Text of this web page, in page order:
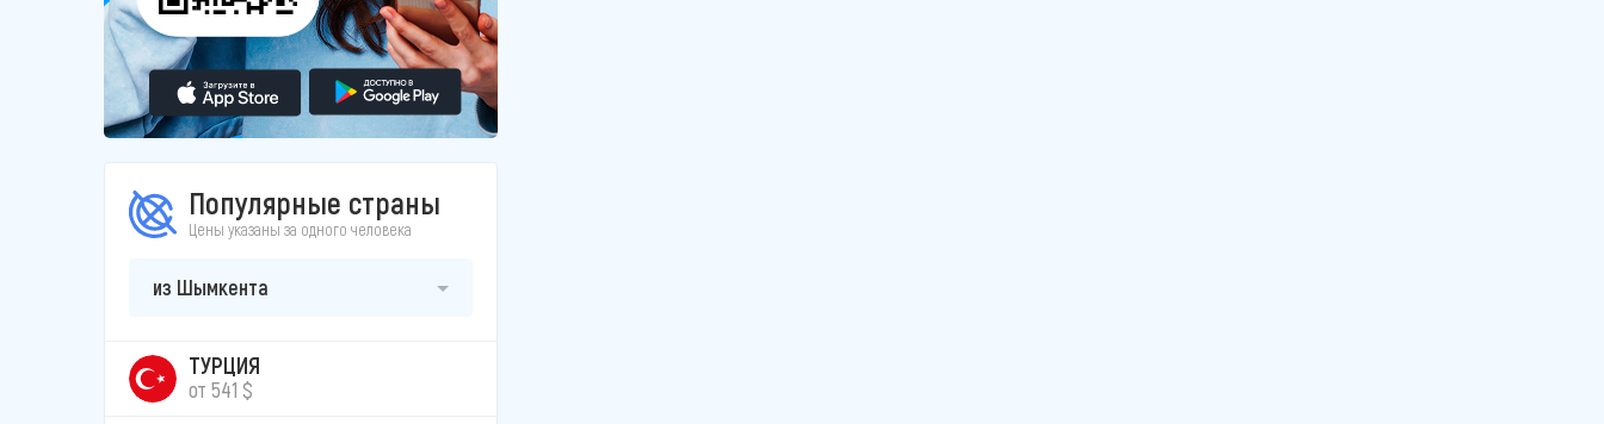
Популярные страны
Цены указаны за одного человека
из Шымкента
ТУРЦИЯ
от 541 $